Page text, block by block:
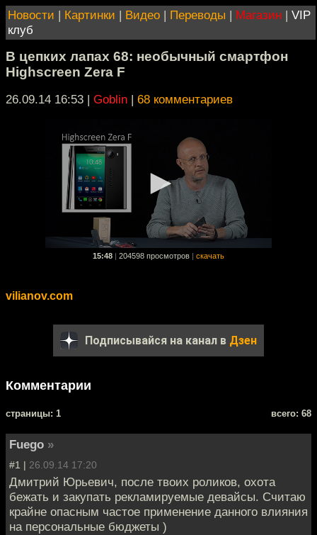
Новости | Картинки | Видео | Переводы | Магазин | VIP
клуб
В цепких лапах 68: необычный смартфон
Highscreen Zera F
26.09.14 16:53 | Goblin | 68 комментариев
15:48 204598 просмотров скачать
vilianov.com
Подписывайся на канал в Дзен
Комментарии
cтраницы: 1 всего: 68
Fuego »
#1 | 26.09.14 17:20
Дмитрий Юрьевич, после твоих роликов, охота
бежать и закупать рекламируемые девайсы. Считаю
крайне опасным частое применение данного влияния
на персональные бюджеты )